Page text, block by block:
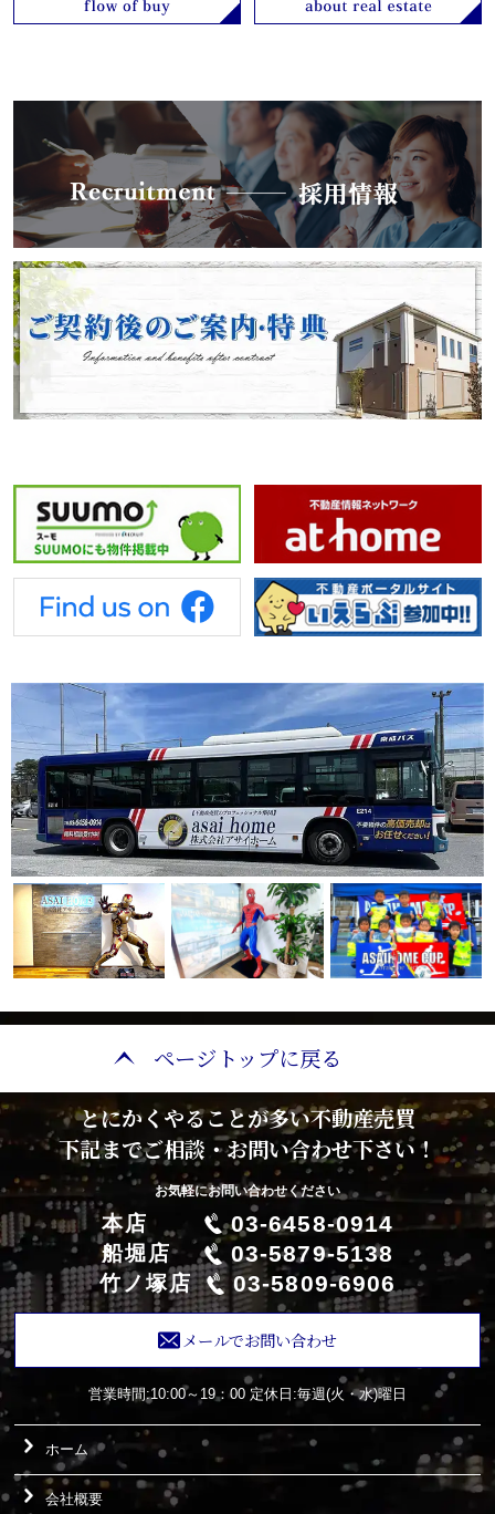
ページトップに戻る
とにかくやることが多い不動産売買
下記までご相談・お問い合わせ下さい！
お気軽にお問い合わせください
本店 03-6458-0914
船堀店 03-5879-5138
竹ノ塚店 03-5809-6906
メールでお問い合わせ
営業時間:10:00～19：00 定休日:毎週(火・水)曜日
ホーム
会社概要